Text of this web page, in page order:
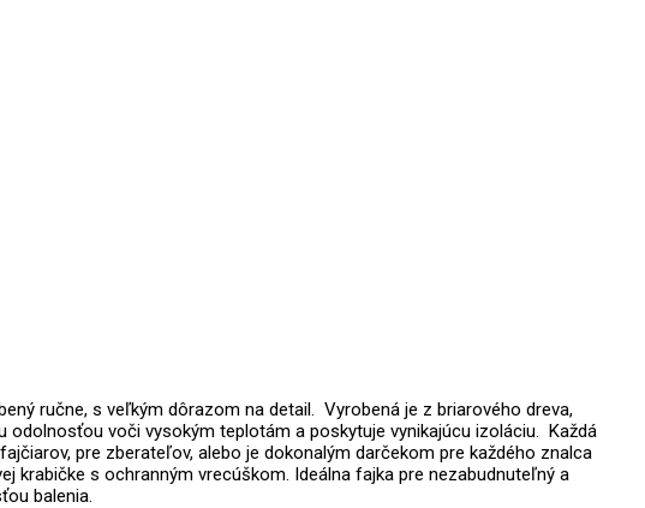
ručne, s veľkým dôrazom na detail. Vyrobená je z briarového dreva,
voči vysokým teplotám a poskytuje vynikajúcu izoláciu. Každá
pre zberateľov, alebo je dokonalým darčekom pre každého znalca
krabičke s ochranným vrecúškom. Ideálna fajka pre nezabudnuteľný a
balenia.